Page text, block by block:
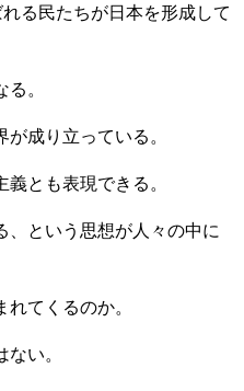
る民たちが日本を形成して
。
成り立っている。
とも表現できる。
、という思想が人々の中に
てくるのか。
い。